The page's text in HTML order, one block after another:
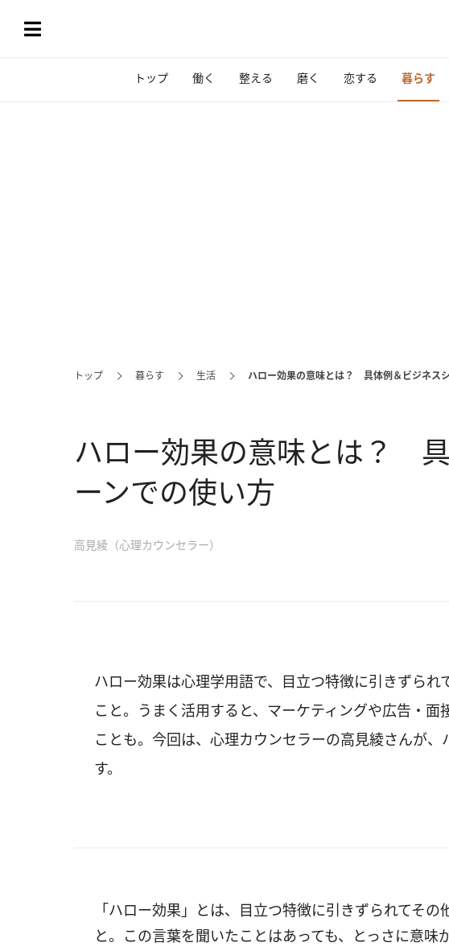
トップ 働く 整える 磨く 恋する 暮らす
トップ 暮らす 生活 ハロー効果の意味とは？ 具体例＆ビジネス
ハロー効果の意味とは？
ーンでの使い方
高見綾（心理カウンセラー）
ハロー効果は心理学用語で、目立つ特徴に引きずら
こと。うまく活用すると、マーケティングや広告・面
ことも。今回は、心理カウンセラーの高見綾さんが
す。
「ハロー効果」とは、目立つ特徴に引きずられてそ
と。この言葉を聞いたことはあっても、とっさに意味